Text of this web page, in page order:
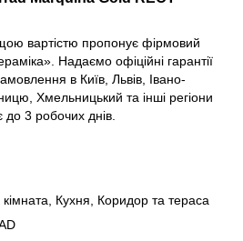
вартістю пропонує фірмовий
Надаємо офіційні гарантії
в Київ, Львів, Івано-
Хмельницький та інші регіони
3 робочих днів.
Кухня, Коридор та тераса